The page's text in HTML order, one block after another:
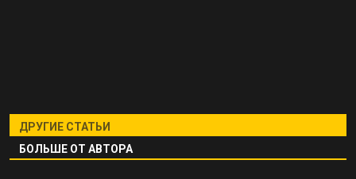
ДРУГИЕ СТАТЬИ
БОЛЬШЕ ОТ АВТОРА